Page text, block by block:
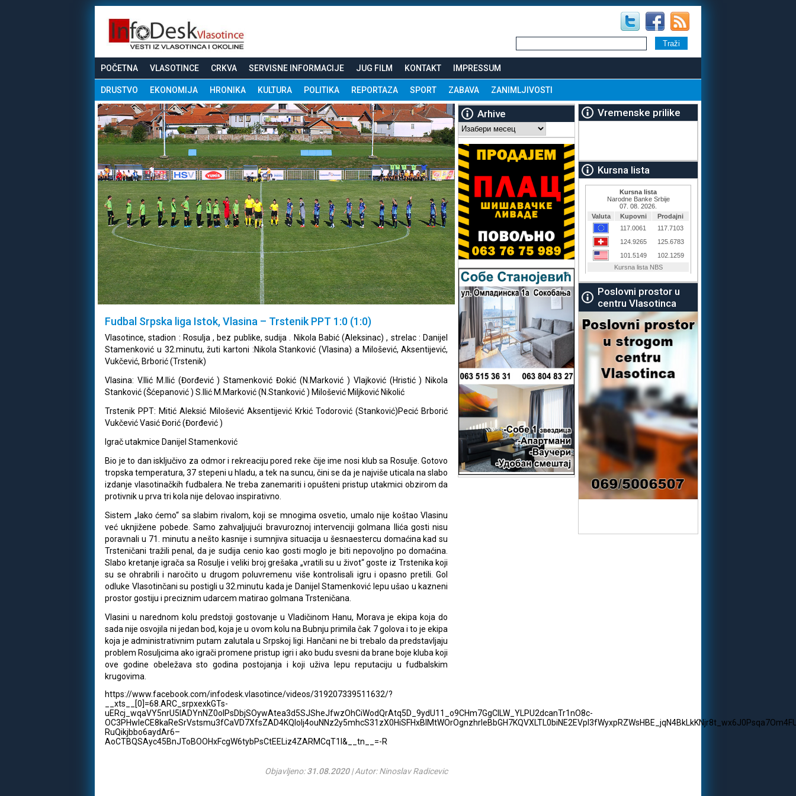
POČETNA VLASOTINCE CRKVA SERVISNE INFORMACIJE JUG FILM KONTAKT IMPRESSUM
DRUSTVO EKONOMIJA HRONIKA KULTURA POLITIKA REPORTAZA SPORT ZABAVA ZANIMLJIVOSTI
Fudbal Srpska liga Istok, Vlasina – Trstenik PPT 1:0 (1:0)
Vlasotince, stadion : Rosulja , bez publike, sudija . Nikola Babić (Aleksinac) , strelac : Danijel
Stamenković u 32.minutu, žuti kartoni :Nikola Stanković (Vlasina) a Milošević, Aksentijević,
Vukčević, Brborić (Trstenik)
Vlasina: V.Ilić M.Ilić (Đorđević ) Stamenković Đokić (N.Marković ) Vlajković (Hristić ) Nikola
Stanković (Šćepanović ) S.Ilić M.Marković (N.Stanković ) Milošević Miljković Nikolić
Trstenik PPT: Mitić Aleksić Milošević Aksentijević Krkić Todorović (Stanković)Pecić Brborić
Vukčević Vasić Đorić (Đorđević )
Igrač utakmice Danijel Stamenković
Bio je to dan isključivo za odmor i rekreaciju pored reke čije ime nosi klub sa Rosulje. Gotovo
tropska temperatura, 37 stepeni u hladu, a tek na suncu, čini se da je najviše uticala na slabo
izdanje vlasotinačkih fudbalera. Ne treba zanemariti i opušteni pristup utakmici obzirom da
protivnik u prva tri kola nije delovao inspirativno.
Sistem „lako ćemo“ sa slabim rivalom, koji se mnogima osvetio, umalo nije koštao Vlasinu
već uknjižene pobede. Samo zahvaljujući bravuroznoj intervenciji golmana Ilića gosti nisu
poravnali u 71. minutu a nešto kasnije i sumnjiva situacija u šesnaestercu domaćina kad su
Trsteničani tražili penal, da je sudija cenio kao gosti moglo je biti nepovoljno po domaćina.
Slabo kretanje igrača sa Rosulje i veliki broj grešaka „vratili su u život“ goste iz Trstenika koji
su se ohrabrili i naročito u drugom poluvremenu više kontrolisali igru i opasno pretili. Gol
odluke Vlasotinčani su postigli u 32.minutu kada je Danijel Stamenković lepu ušao u kazneni
prostor gostiju i preciznim udarcem matirao golmana Trsteničana.
Vlasini u narednom kolu predstoji gostovanje u Vladičinom Hanu, Morava je ekipa koja do
sada nije osvojila ni jedan bod, koja je u ovom kolu na Bubnju primila čak 7 golova i to je ekipa
koja je administrativnim putam zalutala u Srpskoj ligi. Hančani ne bi trebalo da predstavljaju
problem Rosuljcima ako igrači promene pristup igri i ako budu svesni da brane boje kluba koji
ove godine obeležava sto godina postojanja i koji uživa lepu reputaciju u fudbalskim
krugovima.
https://www.facebook.com/infodesk.vlasotince/videos/319207339511632/?
__xts__[0]=68.ARC_srpxexkGTs-
uERcj_wqaVY5nrU5lADYnNZ0oIPsDbjSOywAtea3d5SJSheJfwzOhCiWodQrAtq5D_9ydU11_o9CHm7GgClLW_YLPU2dcanTr1nO8c-
RuQikjbbo6aydAr6–
AoCTBQSAyc45BnJToBOOHxFcgW6tybPsCtEELiz4ZARMCqT1I&__tn__=-R
Objavljeno:31.08.2020| Autor: Ninoslav Radicevic
Arhive
Arhive
Vremenske prilike
Kursna lista
Poslovni prostor u
centru Vlasotinca